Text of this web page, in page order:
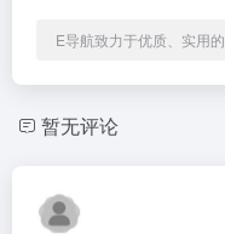
E导航致力于优质、实用
暂无评论